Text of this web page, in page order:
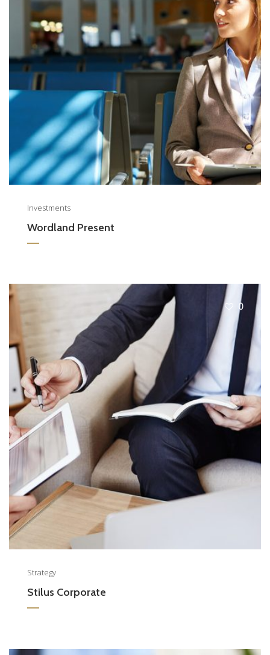
Investments
Wordland Present
0
Strategy
Stilus Corporate